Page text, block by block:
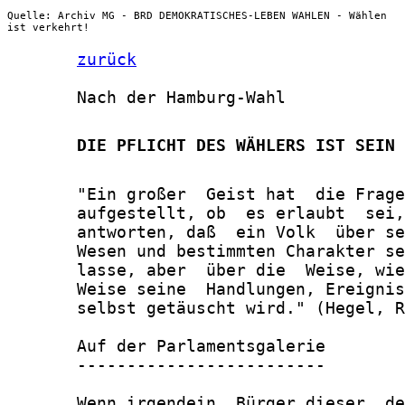
Quelle: Archiv MG - BRD DEMOKRATISCHES-LEBEN WAHLEN - Wählen
ist verkehrt!
zurück
       Nach der Hamburg-Wahl
DIE PFLICHT DES WÄHLERS IST SEIN